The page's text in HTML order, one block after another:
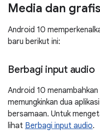
Media dan grafis
Android 10
baru berikut ini:
Berbagi input audio
Android 10
memungkinkan dua
bersamaan. Untuk
lihat Berbagi input audio.